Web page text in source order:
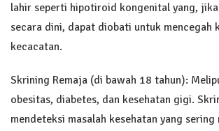
lahir seperti hipotiroid kongenital yang,
secara dini, dapat diobati untuk mencegah
kecacatan.
Skrining Remaja (di bawah 18 tahun):
obesitas, diabetes, dan kesehatan gigi.
mendeteksi masalah kesehatan yang sering